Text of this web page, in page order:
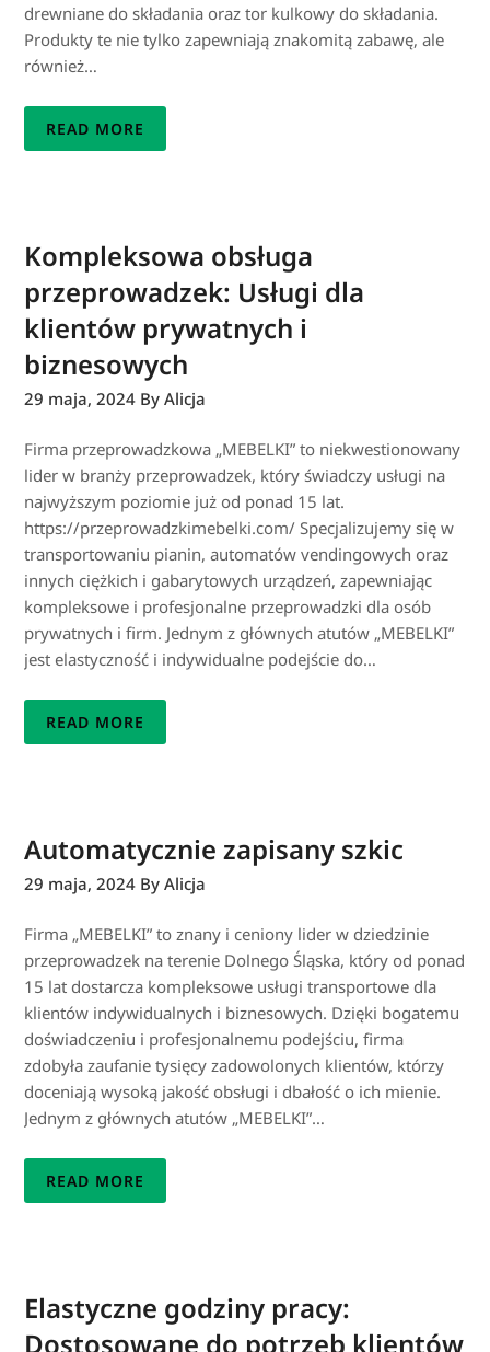
drewniane do składania oraz tor kulkowy do składania.
Produkty te nie tylko zapewniają znakomitą zabawę, ale
również…
READ MORE
Kompleksowa obsługa
przeprowadzek: Usługi dla
klientów prywatnych i
biznesowych
29 maja, 2024 By Alicja
Firma przeprowadzkowa „MEBELKI” to niekwestionowany
lider w branży przeprowadzek, który świadczy usługi na
najwyższym poziomie już od ponad 15 lat.
https://przeprowadzkimebelki.com/ Specjalizujemy się w
transportowaniu pianin, automatów vendingowych oraz
innych ciężkich i gabarytowych urządzeń, zapewniając
kompleksowe i profesjonalne przeprowadzki dla osób
prywatnych i firm. Jednym z głównych atutów „MEBELKI”
jest elastyczność i indywidualne podejście do…
READ MORE
Automatycznie zapisany szkic
29 maja, 2024 By Alicja
Firma „MEBELKI” to znany i ceniony lider w dziedzinie
przeprowadzek na terenie Dolnego Śląska, który od ponad
15 lat dostarcza kompleksowe usługi transportowe dla
klientów indywidualnych i biznesowych. Dzięki bogatemu
doświadczeniu i profesjonalnemu podejściu, firma
zdobyła zaufanie tysięcy zadowolonych klientów, którzy
doceniają wysoką jakość obsługi i dbałość o ich mienie.
Jednym z głównych atutów „MEBELKI”…
READ MORE
Elastyczne godziny pracy:
Dostosowane do potrzeb klientów